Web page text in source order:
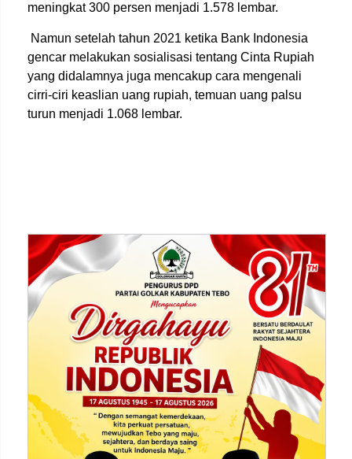
meningkat 300 persen menjadi 1.578 lembar.
Namun setelah tahun 2021 ketika Bank Indonesia
gencar melakukan sosialisasi tentang Cinta Rupiah
yang didalamnya juga mencakup cara mengenali
cirri-ciri keaslian uang rupiah, temuan uang palsu
turun menjadi 1.068 lembar.